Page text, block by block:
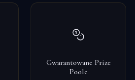
Gwarantowane Prize
Poole